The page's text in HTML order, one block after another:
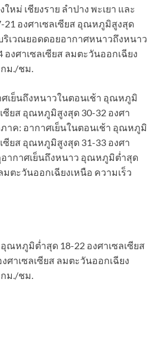
หม่ เชียงราย ลำปาง พะเยา และ
องศาเซลเซียส อุณหภูมิสูงสุด
ริเวณยอดดอยอากาศหนาวถึงหนาว
งศาเซลเซียส ลมตะวันออกเฉียง
กม./ชม.
เย็นถึงหนาวในตอนเช้า อุณหภูมิ
ซียส อุณหภูมิสูงสุด 30-32 องศา
าค: อากาศเย็นในตอนเช้า อุณหภูมิ
ซียส อุณหภูมิสูงสุด 31-33 องศา
อากาศเย็นถึงหนาว อุณหภูมิต่ำสุด
มตะวันออกเฉียงเหนือ ความเร็ว
ณหภูมิต่ำสุด 18-22 องศาเซลเซียส
าเซลเซียส ลมตะวันออกเฉียง
กม./ชม.